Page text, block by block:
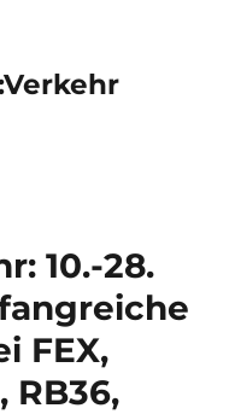
10.-28.
FEX,
RB36,